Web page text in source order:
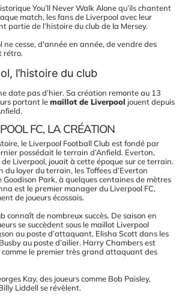
You’ll Never Walk Alone qu’ils chantent
match, les fans de Liverpool avec leur
partie de l’histoire du club de la Mersey.
ne cesse, d'année en année, de vendre des
rétro.
l’histoire du club
date pas d’hier. Sa création remonte au 13
portant lemaillot de Liverpool jouent depuis
FC, LA CRÉATION
le Liverpool Football Club est fondé par
possédait le terrain d’Anfield. Everton,
de Liverpool, jouait à cette époque sur ce terrain.
du loyer du terrain, les Toffees d’Everton
Park, à quelques centaines de mètres
est le premier manager du Liverpool FC,
de joueurs écossais.
connaît de nombreux succès. De saison en
se succèdent sous le maillot Liverpool
au poste d’attaquant, Elisha Scott dans les
au poste d’ailier. Harry Chambers est
le premier très grand attaquant des
Kay, des joueurs comme Bob Paisley,
Liddell se révèlent.